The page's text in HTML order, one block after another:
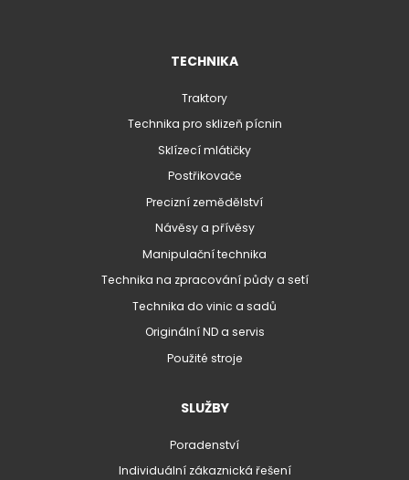
TECHNIKA
Traktory
Technika pro sklizeň pícnin
Sklízecí mlátičky
Postřikovače
Precizní zemědělství
Návěsy a přívěsy
Manipulační technika
Technika na zpracování půdy a setí
Technika do vinic a sadů
Originální ND a servis
Použité stroje
SLUŽBY
Poradenství
Individuální zákaznická řešení